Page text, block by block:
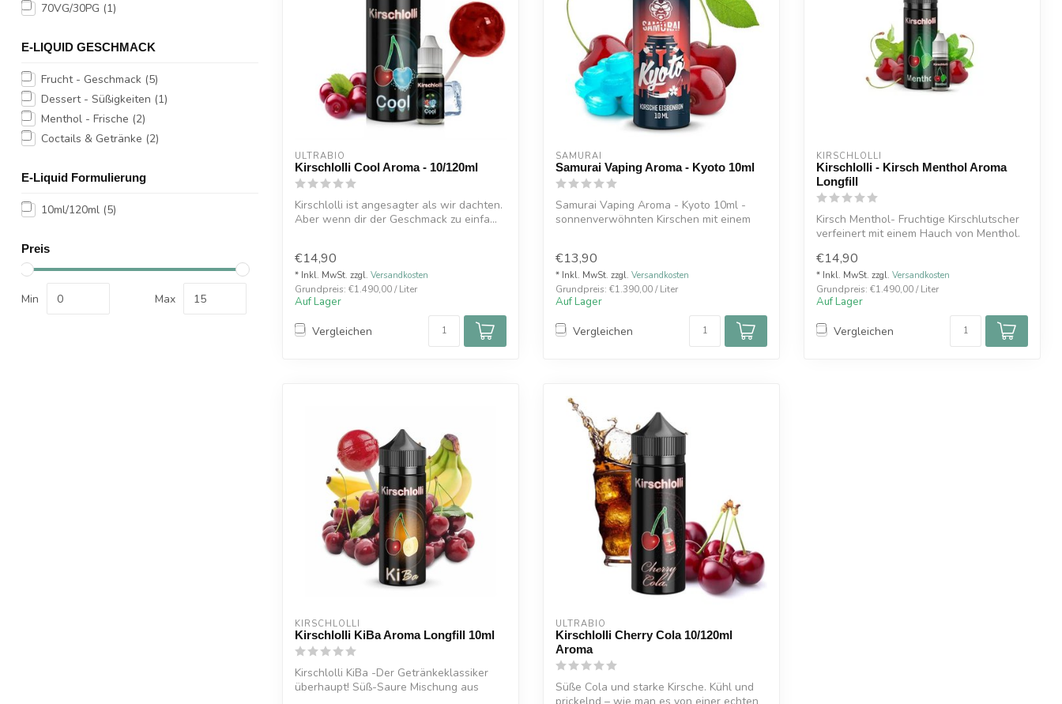
70VG/30PG (1)
E-LIQUID GESCHMACK
Frucht - Geschmack (5)
Dessert - Süßigkeiten (1)
Menthol - Frische (2)
Coctails & Getränke (2)
E-Liquid Formulierung
10ml/120ml (5)
Preis
Min Max
ULTRABIO
Kirschlolli Cool Aroma - 10/120ml
Kirschlolli ist angesagter als wir dachten.
Aber wenn dir der Geschmack zu einfa...
€14,90
* Inkl. MwSt. zzgl. Versandkosten
Grundpreis: €1.490,00 / Liter
Auf Lager
Vergleichen
SAMURAI
Samurai Vaping Aroma - Kyoto 10ml
Samurai Vaping Aroma - Kyoto 10ml -
sonnenverwöhnten Kirschen mit einem
€13,90
* Inkl. MwSt. zzgl. Versandkosten
Grundpreis: €1.390,00 / Liter
Auf Lager
Vergleichen
KIRSCHLOLLI
Kirschlolli - Kirsch Menthol Aroma
Longfill
Kirsch Menthol- Fruchtige Kirschlutscher
verfeinert mit einem Hauch von Menthol.
€14,90
* Inkl. MwSt. zzgl. Versandkosten
Grundpreis: €1.490,00 / Liter
Auf Lager
Vergleichen
KIRSCHLOLLI
Kirschlolli KiBa Aroma Longfill 10ml
Kirschlolli KiBa -Der Getränkeklassiker
überhaupt! Süß-Saure Mischung aus
ULTRABIO
Kirschlolli Cherry Cola 10/120ml
Aroma
Süße Cola und starke Kirsche. Kühl und